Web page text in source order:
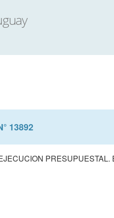
13892
PRESUPUESTAL.